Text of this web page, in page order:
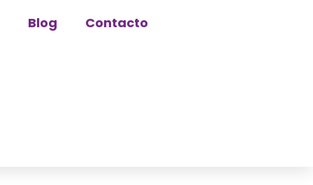
Blog Contacto